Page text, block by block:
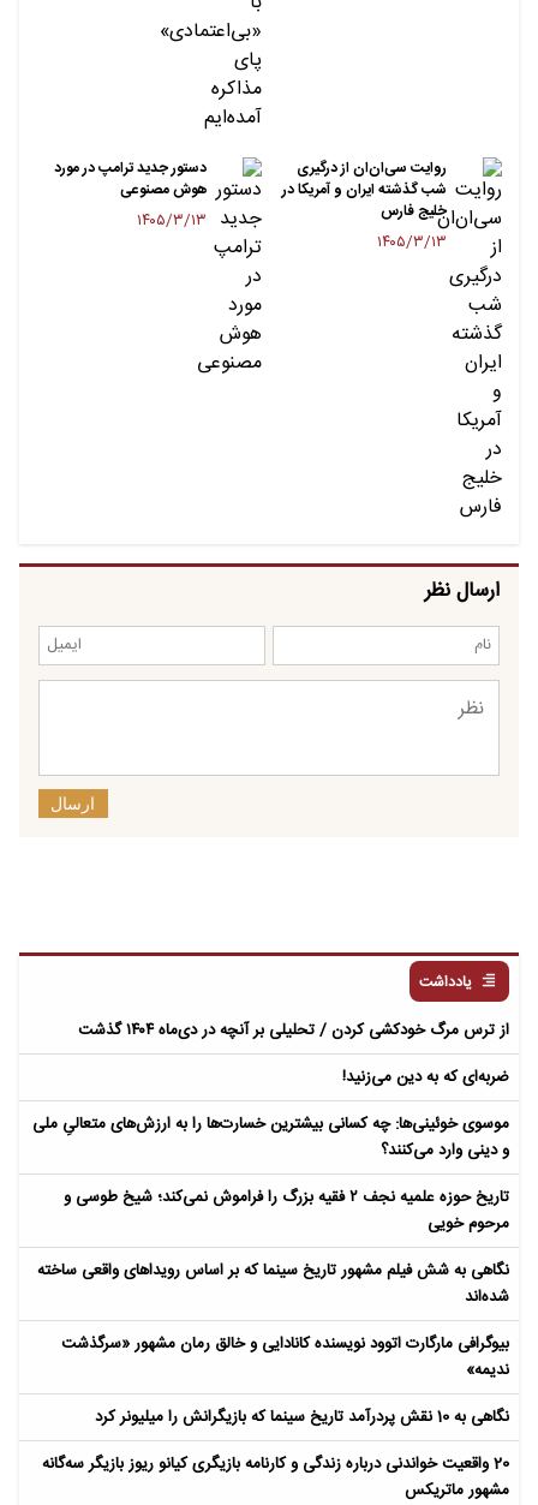
روایت سی‌ان‌ان از درگیری
شب گذشته ایران و آمریکا در
خلیج فارس
۱۴۰۵/۳/۱۳
دستور جدید ترامپ در مورد
هوش مصنوعی
۱۴۰۵/۳/۱۳
ارسال نظر
ارسال
یادداشت
از ترس مرگ خودکشی کردن / تحلیلی بر آنچه در دی‌ماه ۱۴۰۴ گذشت
ضربه‌ای که به دین می‌زنید!
موسوی خوئینی‌ها: چه کسانی بیشترین خسارت‌ها را به ارزش‌های متعالیِ ملی
و دینی وارد می‌کنند؟
تاریخ حوزه علمیه نجف ۲ فقیه بزرگ را فراموش نمی‌کند؛ شیخ طوسی و
مرحوم خویی
نگاهی به شش فیلم مشهور تاریخ سینما که بر اساس رویداهای واقعی ساخته
شده‌اند
بیوگرافی مارگارت اتوود نویسنده کانادایی و خالق رمان مشهور «سرگذشت
ندیمه»
نگاهی به 10 نقش پردرآمد تاریخ سینما که بازیگرانش را میلیونر کرد
20 واقعیت خواندنی درباره زندگی و کارنامه بازیگری کیانو ریوز بازیگر سه‌گانه
مشهور ماتریکس